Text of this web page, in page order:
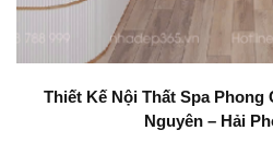
Thiết Kế Nội Thất Spa Phong
Nguyên – Hải